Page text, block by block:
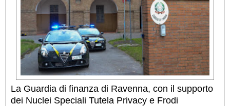
La Guardia di finanza di Ravenna, con il supporto
dei Nuclei Speciali Tutela Privacy e Frodi